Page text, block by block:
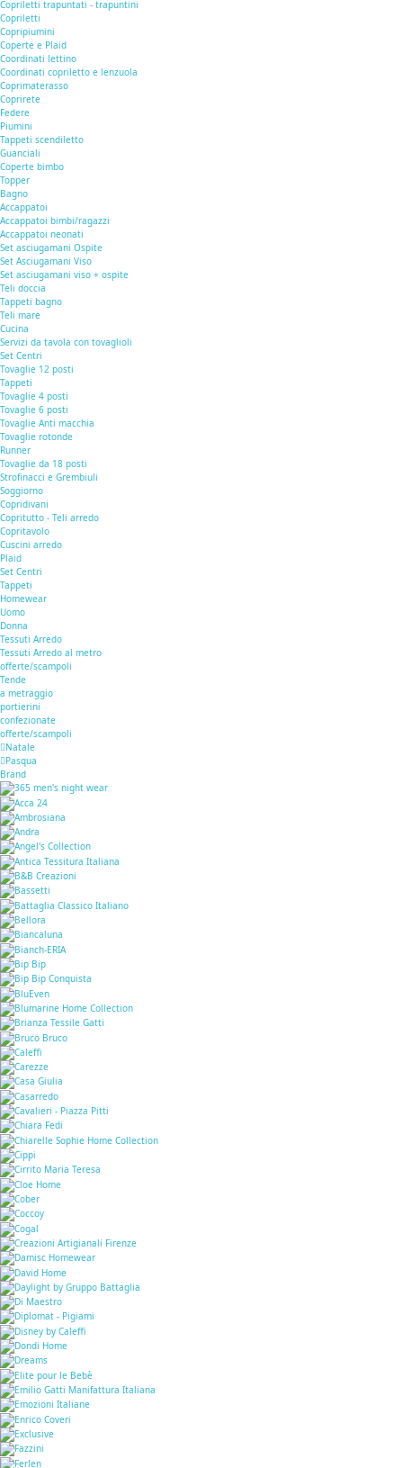
Copriletti trapuntati - trapuntini
Copriletti
Copripiumini
Coperte e Plaid
Coordinati lettino
Coordinati copriletto e lenzuola
Coprimaterasso
Coprirete
Federe
Piumini
Tappeti scendiletto
Guanciali
Coperte bimbo
Topper
Bagno
Accappatoi
Accappatoi bimbi/ragazzi
Accappatoi neonati
Set asciugamani Ospite
Set Asciugamani Viso
Set asciugamani viso + ospite
Teli doccia
Tappeti bagno
Teli mare
Cucina
Servizi da tavola con tovaglioli
Set Centri
Tovaglie 12 posti
Tappeti
Tovaglie 4 posti
Tovaglie 6 posti
Tovaglie Anti macchia
Tovaglie rotonde
Runner
Tovaglie da 18 posti
Strofinacci e Grembiuli
Soggiorno
Copridivani
Copritutto - Teli arredo
Copritavolo
Cuscini arredo
Plaid
Set Centri
Tappeti
Homewear
Uomo
Donna
Tessuti Arredo
Tessuti Arredo al metro
offerte/scampoli
Tende
a metraggio
portierini
confezionate
offerte/scampoli
Natale
Pasqua
Brand